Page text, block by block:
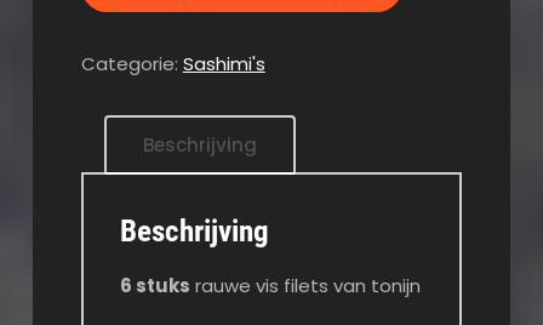
Categorie: Sashimi's
Beschrijving
Beschrijving
6 stuks rauwe vis filets van tonijn